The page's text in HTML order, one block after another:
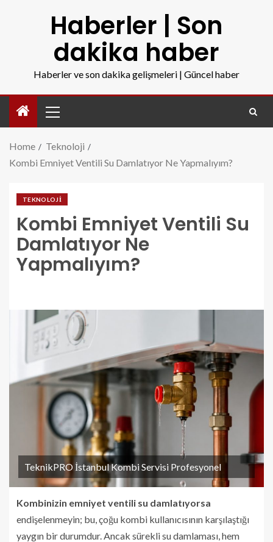
Haberler | Son
dakika haber
Haberler ve son dakika gelişmeleri | Güncel haber
Home
Teknoloji
Kombi Emniyet Ventili Su Damlatıyor Ne Yapmalıyım?
TEKNOLOJI
Kombi Emniyet Ventili Su
Damlatıyor Ne
Yapmalıyım?
TeknikPRO İstanbul Kombi Servisi Profesyonel
Kombinizin emniyet ventili su damlatıyorsa
endişelenmeyin; bu, çoğu kombi kullanıcısının karşılaştığı
yaygın bir durumdur. Ancak sürekli su damlaması, hem